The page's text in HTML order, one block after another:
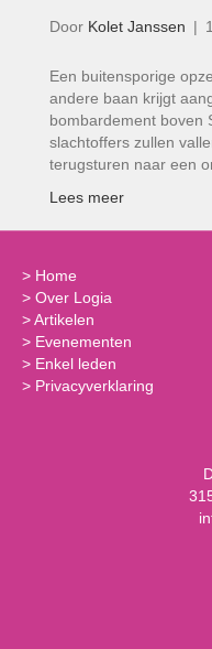
Door Kolet Janssen |
Een buitensporige
andere baan krijgt
bombardement boven
slachtoffers zullen
terugsturen naar een
Lees meer
> Home
> Over Logia
>Artikelen
> Evenementen
> Enkel leden
> Privacyverklaring